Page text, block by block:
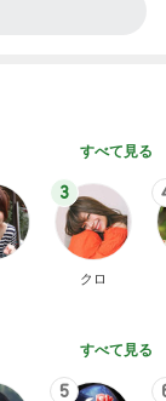
すべて見る
3
クロ
すべて見る
5